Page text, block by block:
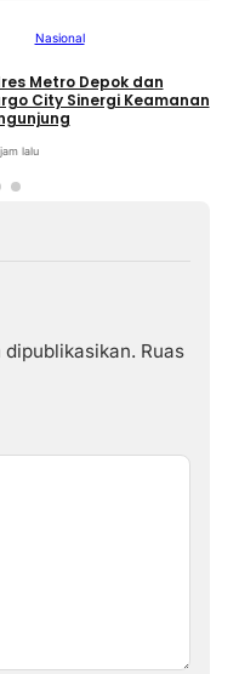
Nasional
Metro Depok dan
City Sinergi Keamanan
lalu
dipublikasikan. Ruas